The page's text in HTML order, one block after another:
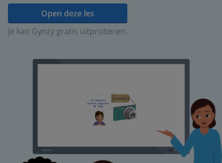
Open deze les
Je kan Gynzy gratis uitproberen.